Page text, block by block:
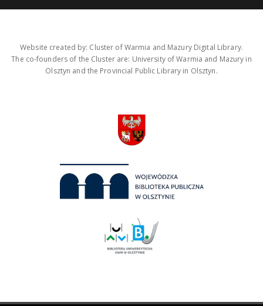
Website created by: Cluster of Warmia and Mazury Digital Library.
The co-founders of the Cluster are: University of Warmia and Mazury in
Olsztyn and the Provincial Public Library in Olsztyn.